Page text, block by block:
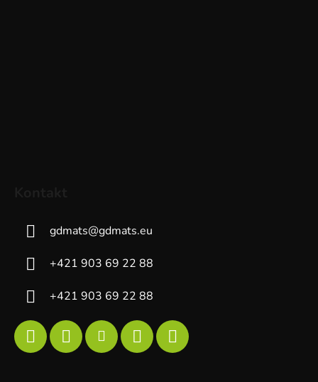
gdmats@gdmats.eu
+421 903 69 22 88
+421 903 69 22 88